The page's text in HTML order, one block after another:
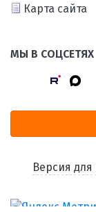
Карта сайта
МЫ В СОЦСЕТЯХ
Версия для